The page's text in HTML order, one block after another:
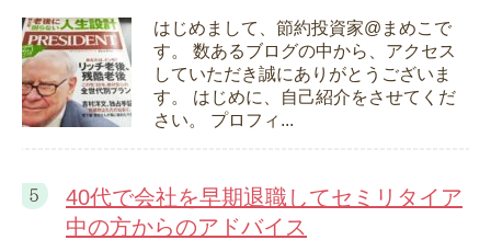
はじめまして、節約投資家@まめこで
す。 数あるブログの中から、アクセス
していただき誠にありがとうございま
す。 はじめに、自己紹介をさせてくだ
さい。 プロフィ...
40代で会社を早期退職してセミリタイア
中の方からのアドバイス